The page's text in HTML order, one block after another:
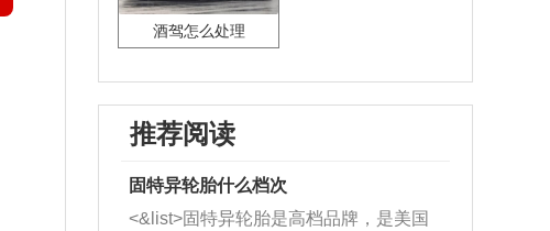
酒驾怎么处理
推荐阅读
固特异轮胎什么档次
<&list>固特异轮胎是高档品牌，是美国